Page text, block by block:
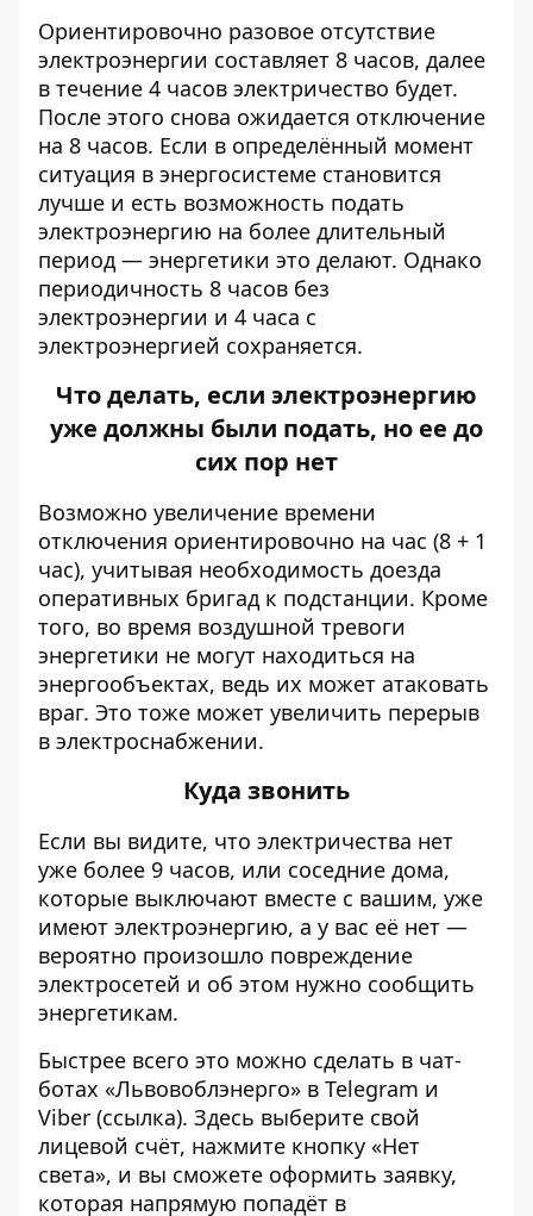
Ориентировочно разовое отсутствие
электроэнергии составляет 8 часов, далее
в течение 4 часов электричество будет.
После этого снова ожидается отключение
на 8 часов. Если в определённый момент
ситуация в энергосистеме становится
лучше и есть возможность подать
электроэнергию на более длительный
период — энергетики это делают. Однако
периодичность 8 часов без
электроэнергии и 4 часа с
электроэнергией сохраняется.
Что делать, если электроэнергию
уже должны были подать, но ее до
сих пор нет
Возможно увеличение времени
отключения ориентировочно на час (8 + 1
час), учитывая необходимость доезда
оперативных бригад к подстанции. Кроме
того, во время воздушной тревоги
энергетики не могут находиться на
энергообъектах, ведь их может атаковать
враг. Это тоже может увеличить перерыв
в электроснабжении.
Куда звонить
Если вы видите, что электричества нет
уже более 9 часов, или соседние дома,
которые выключают вместе с вашим, уже
имеют электроэнергию, а у вас её нет —
вероятно произошло повреждение
электросетей и об этом нужно сообщить
энергетикам.
Быстрее всего это можно сделать в чат-
ботах «Львовоблэнерго» в Telegram и
Viber (ссылка). Здесь выберите свой
лицевой счёт, нажмите кнопку «Нет
света», и вы сможете оформить заявку,
которая напрямую попадёт в